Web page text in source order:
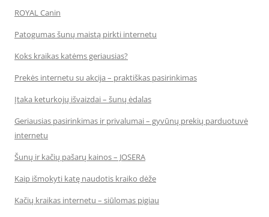
ROYAL Canin
Patogumas šunų maistą pirkti internetu
Koks kraikas katėms geriausias?
Prekės internetu su akcija – praktiškas pasirinkimas
Įtaka keturkojų išvaizdai – šunų ėdalas
Geriausias pasirinkimas ir privalumai – gyvūnų prekių parduotuvė
internetu
Šunų ir kačių pašarų kainos – JOSERA
Kaip išmokyti katę naudotis kraiko dėže
Kačių kraikas internetu – siūlomas pigiau